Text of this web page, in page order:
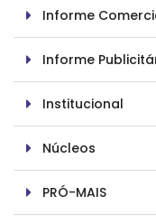
Informe
Informe
Institucional
Núcleos
PRÓ-MAIS